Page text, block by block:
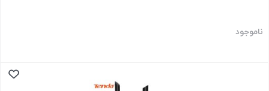
ناموجود